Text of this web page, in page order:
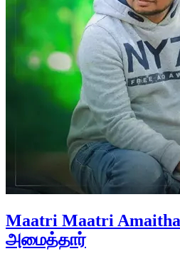
Maatri Maatri
அமைத்தார்